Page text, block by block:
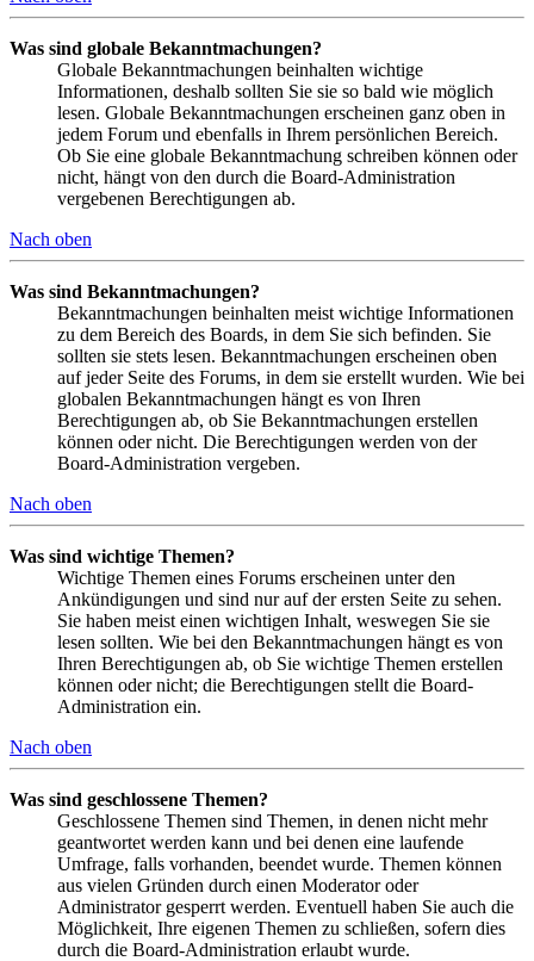
Was sind globale Bekanntmachungen?
Globale Bekanntmachungen beinhalten wichtige
Informationen, deshalb sollten Sie sie so bald wie möglich
lesen. Globale Bekanntmachungen erscheinen ganz oben in
jedem Forum und ebenfalls in Ihrem persönlichen Bereich.
Ob Sie eine globale Bekanntmachung schreiben können oder
nicht, hängt von den durch die Board-Administration
vergebenen Berechtigungen ab.
Nach oben
Was sind Bekanntmachungen?
Bekanntmachungen beinhalten meist wichtige Informationen
zu dem Bereich des Boards, in dem Sie sich befinden. Sie
sollten sie stets lesen. Bekanntmachungen erscheinen oben
auf jeder Seite des Forums, in dem sie erstellt wurden. Wie bei
globalen Bekanntmachungen hängt es von Ihren
Berechtigungen ab, ob Sie Bekanntmachungen erstellen
können oder nicht. Die Berechtigungen werden von der
Board-Administration vergeben.
Nach oben
Was sind wichtige Themen?
Wichtige Themen eines Forums erscheinen unter den
Ankündigungen und sind nur auf der ersten Seite zu sehen.
Sie haben meist einen wichtigen Inhalt, weswegen Sie sie
lesen sollten. Wie bei den Bekanntmachungen hängt es von
Ihren Berechtigungen ab, ob Sie wichtige Themen erstellen
können oder nicht; die Berechtigungen stellt die Board-
Administration ein.
Nach oben
Was sind geschlossene Themen?
Geschlossene Themen sind Themen, in denen nicht mehr
geantwortet werden kann und bei denen eine laufende
Umfrage, falls vorhanden, beendet wurde. Themen können
aus vielen Gründen durch einen Moderator oder
Administrator gesperrt werden. Eventuell haben Sie auch die
Möglichkeit, Ihre eigenen Themen zu schließen, sofern dies
durch die Board-Administration erlaubt wurde.